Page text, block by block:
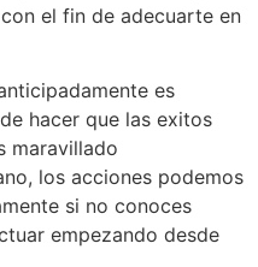
el fin de adecuarte en
es
hacer que las exitos
maravillado
los acciones podemos
si no conoces
empezando desde